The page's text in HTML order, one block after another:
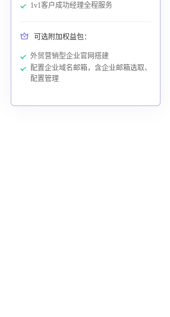
1v1客户成功经理全程服务
可选附加权益包：
外贸营销型企业官网搭建
配置企业域名邮箱，含企业邮箱选取、
配置管理